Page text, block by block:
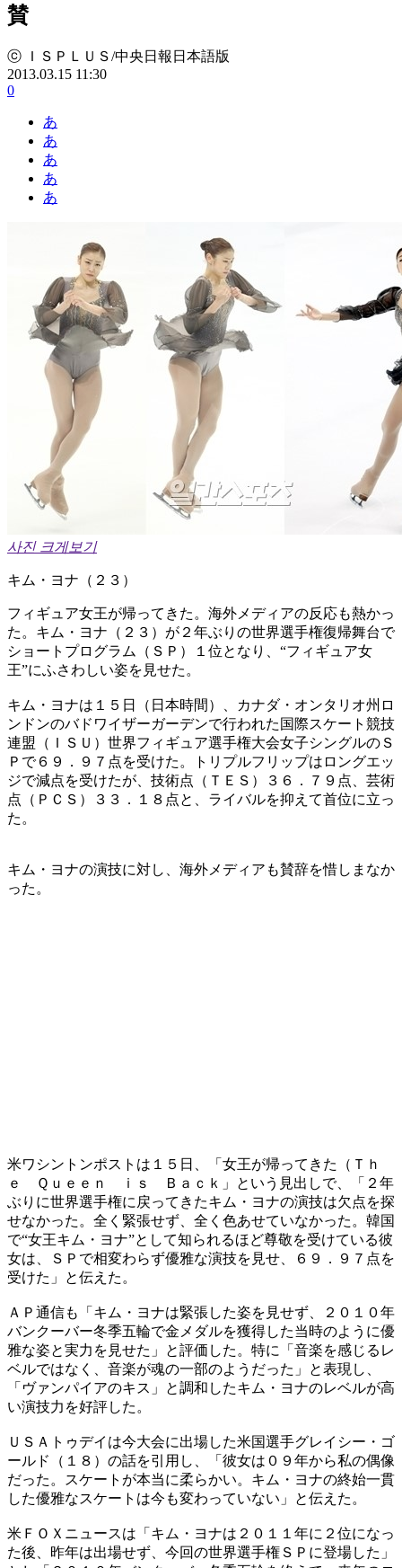
賛
ⓒ ＩＳＰＬＵＳ/中央日報日本語版
2013.03.15 11:30
0
あ
あ
あ
あ
あ
사진 크게보기
キム・ヨナ（２３）
フィギュア女王が帰ってきた。海外メディアの反応も熱かっ
た。キム・ヨナ（２３）が２年ぶりの世界選手権復帰舞台で
ショートプログラム（ＳＰ）１位となり、“フィギュア女
王”にふさわしい姿を見せた。
キム・ヨナは１５日（日本時間）、カナダ・オンタリオ州ロ
ンドンのバドワイザーガーデンで行われた国際スケート競技
連盟（ＩＳＵ）世界フィギュア選手権大会女子シングルのＳ
Ｐで６９．９７点を受けた。トリプルフリップはロングエッ
ジで減点を受けたが、技術点（ＴＥＳ）３６．７９点、芸術
点（ＰＣＳ）３３．１８点と、ライバルを抑えて首位に立っ
た。
キム・ヨナの演技に対し、海外メディアも賛辞を惜しまなか
った。
米ワシントンポストは１５日、「女王が帰ってきた（Ｔｈ
ｅ Ｑｕｅｅｎ ｉｓ Ｂａｃｋ」という見出しで、「２年
ぶりに世界選手権に戻ってきたキム・ヨナの演技は欠点を探
せなかった。全く緊張せず、全く色あせていなかった。韓国
で“女王キム・ヨナ”として知られるほど尊敬を受けている彼
女は、ＳＰで相変わらず優雅な演技を見せ、６９．９７点を
受けた」と伝えた。
ＡＰ通信も「キム・ヨナは緊張した姿を見せず、２０１０年
バンクーバー冬季五輪で金メダルを獲得した当時のように優
雅な姿と実力を見せた」と評価した。特に「音楽を感じるレ
ベルではなく、音楽が魂の一部のようだった」と表現し、
「ヴァンパイアのキス」と調和したキム・ヨナのレベルが高
い演技力を好評した。
ＵＳＡトゥデイは今大会に出場した米国選手グレイシー・ゴ
ールド（１８）の話を引用し、「彼女は０９年から私の偶像
だった。スケートが本当に柔らかい。キム・ヨナの終始一貫
した優雅なスケートは今も変わっていない」と伝えた。
米ＦＯＸニュースは「キム・ヨナは２０１１年に２位になっ
た後、昨年は出場せず、今回の世界選手権ＳＰに登場した」